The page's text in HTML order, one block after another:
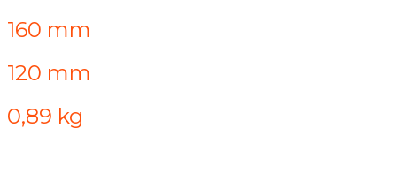
160 mm
120 mm
0,89 kg